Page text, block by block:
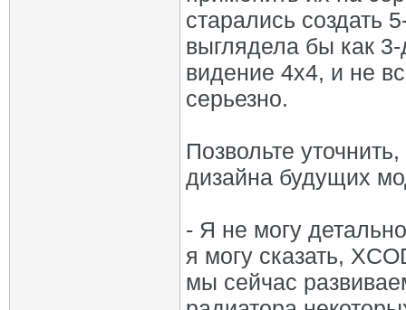
старались создать
выглядела бы как
видение 4х4, и не
серьезно.
Позвольте
дизайна будущих
- Я не могу
я могу сказать,
мы сейчас